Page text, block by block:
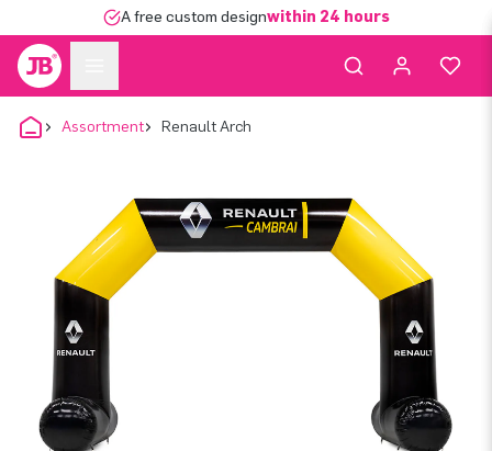
A free custom designwithin 24 hours
Assortment Renault Arch